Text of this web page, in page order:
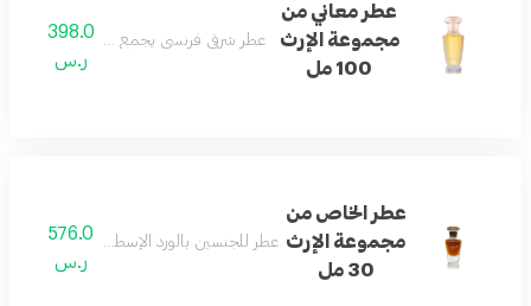
عطر معاني من
مجموعة الإرث
100 مل
عطر شرقي فرنسي يجمع الورد والأخشاب
398.0
ر.س
عطر الخاص من
مجموعة الإرث
30 مل
عطر للجنسين بالورد الإسطنبولي والعود
576.0
ر.س